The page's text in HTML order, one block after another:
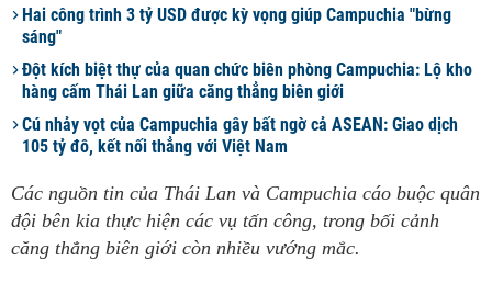
Hai công trình 3 tỷ USD được kỳ vọng giúp Campuchia "bừng
sáng"
Đột kích biệt thự của quan chức biên phòng Campuchia: Lộ kho
hàng cấm Thái Lan giữa căng thẳng biên giới
Cú nhảy vọt của Campuchia gây bất ngờ cả ASEAN: Giao dịch
105 tỷ đô, kết nối thẳng với Việt Nam
Các nguồn tin của Thái Lan và Campuchia cáo buộc quân
đội bên kia thực hiện các vụ tấn công, trong bối cảnh
căng thẳng biên giới còn nhiều vướng mắc.